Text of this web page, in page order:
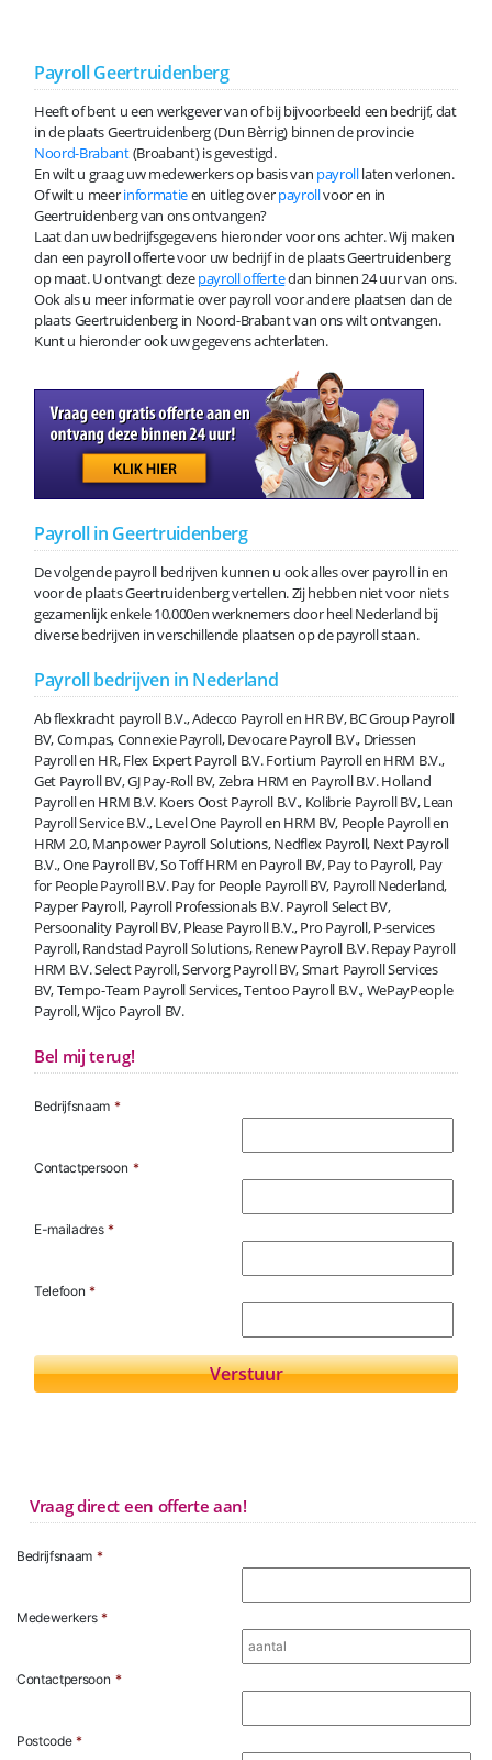
Payroll Geertruidenberg
Heeft of bent u een werkgever van of bij bijvoorbeeld een bedrijf, dat
in de plaats Geertruidenberg (Dun Bèrrig) binnen de provincie
Noord-Brabant(Broabant) is gevestigd.
En wilt u graag uw medewerkers op basis van payrolllaten verlonen.
Of wilt u meerinformatieen uitleg overpayrollvoor en in
Geertruidenberg van ons ontvangen?
Laat dan uw bedrijfsgegevens hieronder voor ons achter. Wij maken
dan een payroll offerte voor uw bedrijf in de plaats Geertruidenberg
op maat. U ontvangt dezepayroll offertedan binnen 24 uur van ons.
Ook als u meer informatie over payroll voor andere plaatsen dan de
plaats Geertruidenberg in Noord-Brabant van ons wilt ontvangen.
Kunt u hieronder ook uw gegevens achterlaten.
Payroll in Geertruidenberg
De volgende payroll bedrijven kunnen u ook alles over payroll in en
voor de plaats Geertruidenberg vertellen. Zij hebben niet voor niets
gezamenlijk enkele 10.000en werknemers door heel Nederland bij
diverse bedrijven in verschillende plaatsen op de payroll staan.
Payroll bedrijven in Nederland
Ab flexkracht payroll B.V., Adecco Payroll en HR BV, BC Group Payroll
BV, Com.pas, Connexie Payroll, Devocare Payroll B.V., Driessen
Payroll en HR, Flex Expert Payroll B.V. Fortium Payroll en HRM B.V.,
Get Payroll BV, GJ Pay-Roll BV, Zebra HRM en Payroll B.V. Holland
Payroll en HRM B.V. Koers Oost Payroll B.V., Kolibrie Payroll BV, Lean
Payroll Service B.V., Level One Payroll en HRM BV, People Payroll en
HRM 2.0, Manpower Payroll Solutions, Nedflex Payroll, Next Payroll
B.V., One Payroll BV, So Toff HRM en Payroll BV, Pay to Payroll, Pay
for People Payroll B.V. Pay for People Payroll BV, Payroll Nederland,
Payper Payroll, Payroll Professionals B.V. Payroll Select BV,
Persoonality Payroll BV, Please Payroll B.V., Pro Payroll, P-services
Payroll, Randstad Payroll Solutions, Renew Payroll B.V. Repay Payroll
HRM B.V. Select Payroll, Servorg Payroll BV, Smart Payroll Services
BV, Tempo-Team Payroll Services, Tentoo Payroll B.V., WePayPeople
Payroll, Wijco Payroll BV.
Bel mij terug!
Bedrijfsnaam *
Contactpersoon *
E-mailadres *
Telefoon *
Vraag direct een offerte aan!
Bedrijfsnaam *
Medewerkers *
Contactpersoon *
Postcode *